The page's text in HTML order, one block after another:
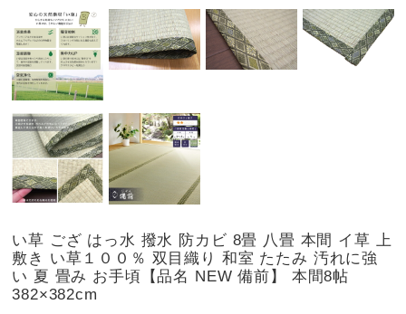
い草 ござ はっ水 撥水 防カビ 8畳 八畳 本間 イ草 上
敷き い草１００％ 双目織り 和室 たたみ 汚れに強
い 夏 畳み お手頃【品名 NEW 備前】 本間8帖
382×382cm